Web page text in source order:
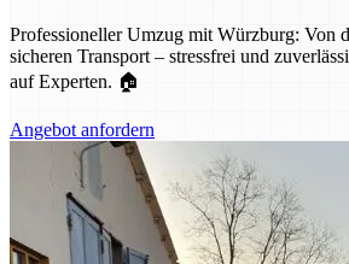
Professioneller Umzug mit Würzburg: Von
sicheren Transport – stressfrei und
auf Experten. 🏠
Angebot anfordern